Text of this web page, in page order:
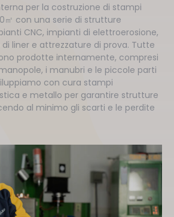
per la costruzione di stampi
㎡ con una serie di strutture
CNC, impianti di elettroerosione,
liner e attrezzature di prova. Tutte
prodotte internamente, compresi
i manubri e le piccole parti
con cura stampi
e metallo per garantire strutture
al minimo gli scarti e le perdite